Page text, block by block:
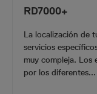
RD7000+
La localización de
servicios
muy compleja. Los
por los diferentes...